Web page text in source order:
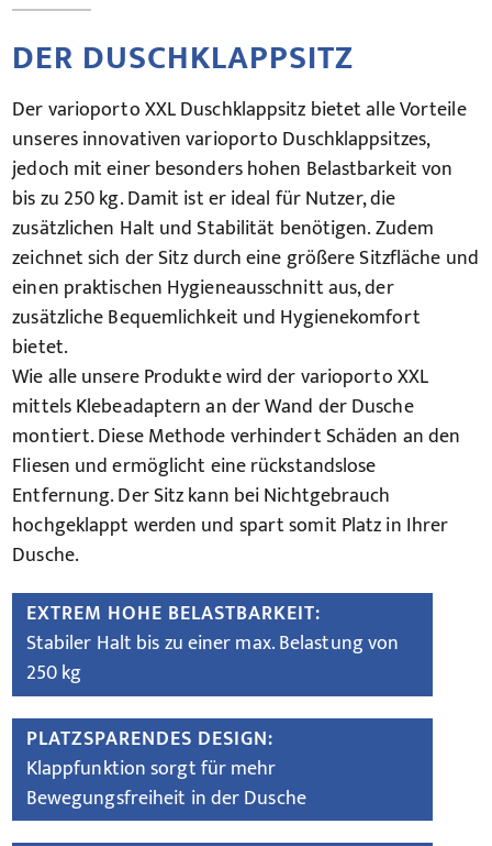
DER DUSCHKLAPPSITZ
Der varioporto XXL Duschklappsitz bietet alle Vorteile
unseres innovativen varioporto Duschklappsitzes,
jedoch mit einer besonders hohen Belastbarkeit von
bis zu 250 kg. Damit ist er ideal für Nutzer, die
zusätzlichen Halt und Stabilität benötigen. Zudem
zeichnet sich der Sitz durch eine größere Sitzfläche und
einen praktischen Hygieneausschnitt aus, der
zusätzliche Bequemlichkeit und Hygienekomfort
bietet.
Wie alle unsere Produkte wird der varioporto XXL
mittels Klebeadaptern an der Wand der Dusche
montiert. Diese Methode verhindert Schäden an den
Fliesen und ermöglicht eine rückstandslose
Entfernung. Der Sitz kann bei Nichtgebrauch
hochgeklappt werden und spart somit Platz in Ihrer
Dusche.
EXTREM HOHE BELASTBARKEIT:
Stabiler Halt bis zu einer max. Belastung von
250 kg
PLATZSPARENDES DESIGN:
Klappfunktion sorgt für mehr
Bewegungsfreiheit in der Dusche